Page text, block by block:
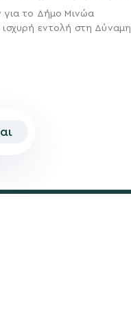
για το Δήμο Μινώα
εντολή στη Δύναμη